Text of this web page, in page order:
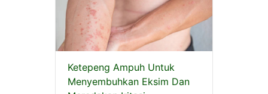
Ketepeng Ampuh Untuk
Menyembuhkan Eksim Dan